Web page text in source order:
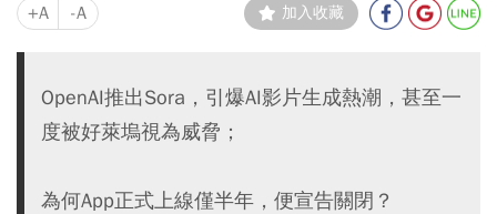
+A -A 加入收藏
OpenAI推出Sora，引爆AI影片生成熱潮，甚至一
度被好萊塢視為威脅；
為何App正式上線僅半年，便宣告關閉？